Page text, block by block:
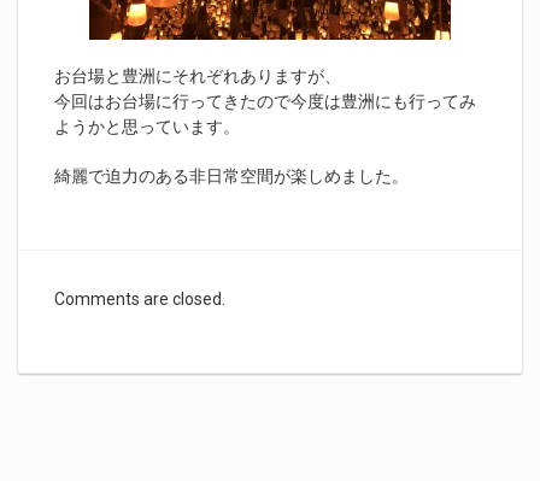
お台場と豊洲にそれぞれありますが、
今回はお台場に行ってきたので今度は豊洲にも行ってみ
ようかと思っています。
綺麗で迫力のある非日常空間が楽しめました。
Comments are closed.